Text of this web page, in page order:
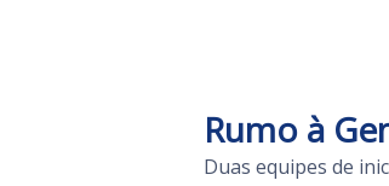
Rumo à
Duas equipes de